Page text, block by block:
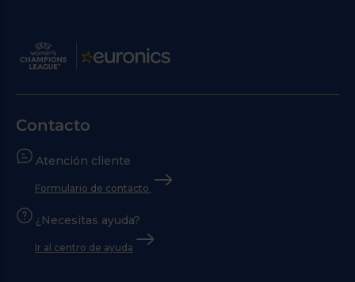
Contacto
Atención cliente
Formulario de contacto
¿Necesitas ayuda?
Ir al centro de ayuda